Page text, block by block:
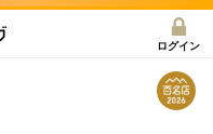
ログイン